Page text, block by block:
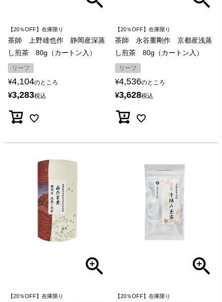
【20％OFF】在庫限り
茶師 上野雄也作 静岡産深蒸
し煎茶 80g（カートン入）
リーフ
¥4,104のところ
¥3,283税込
【20％OFF】在庫限り
茶師 永谷重剛作 京都産浅蒸
し煎茶 80g（カートン入）
リーフ
¥4,536のところ
¥3,628税込
【20％OFF】在庫限り 【20％OFF】在庫限り